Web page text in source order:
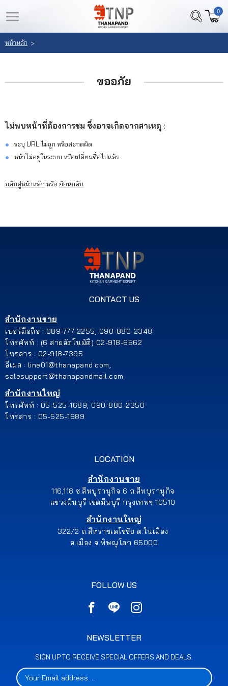
LOGIN
REGISTER
ที่
0
)
สินค้า
วิธี
สั่ง
เรา
ติดต่อ
เรา
0
หน้าหลัก >
ขออภัย
ไม่พบหน้าที่ต้องการชม ซึ่งอาจเกิดจากสาเหตุ :
ระบุ URL ไม่ถูก หรือสะกดผิด
หน้าไม่อยู่ในระบบ หรือเปลี่ยนชื่อไปแล้ว
กลับสู่หน้าหลัก หรือ ย้อนกลับ
CONTACT US
สำนักงานขาย
เบอร์มือถือ : 089-777-2255, 090-880-2348
โทรศัพท์ : (6 สายอัตโนมัติ) 02-918-6562
โทรสาร : 02-918-7395
อีเมล : line01@thanapand.com,
salesupport@thanapandmail.com
สำนักงานใหญ่
โทรศัพท์ : 05-525-1689, 090-880-2350
โทรสาร : 05-525-1689
LOCATION
สำนักงานขาย
116,118 ซ.สีหบุรานุกิจ 6 ถ.สีหบุรานุกิจ
แขวงมีนบุรี เขตมีนบุรี กรุงเทพฯ 10510
สำนักงานใหญ่
322/2 ถ.สีหราชเดโชชัย ต.ในเมือง
อ.เมือง จ.พิษณุโลก 65000
FOLLOW US
NEWSLETTER
SIGN UP TO RECEIVE SPECIAL OFFERS AND DEALS.